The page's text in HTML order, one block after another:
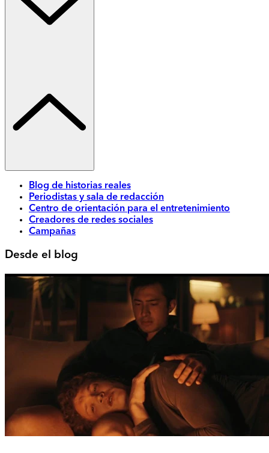
Blog de historias reales
Periodistas y sala de redacción
Centro de orientación para el entretenimiento
Creadores de redes sociales
Campañas
Desde el blog